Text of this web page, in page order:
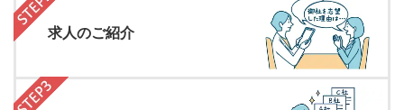
求人のご紹介